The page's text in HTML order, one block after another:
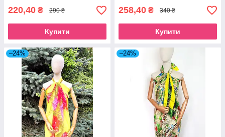
220,40 ₴ 290 ₴
Купити
258,40 ₴ 340 ₴
Купити
–24% –24%